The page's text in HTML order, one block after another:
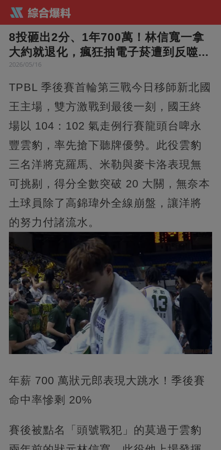
8投砸出2分、1年700萬！林信寬一拿
大約就退化，瘋狂抽電子菸遭到反噬...
2026/05/16
TPBL 季後賽首輪第三戰今日移師新北國
王主場，雙方激戰到最後一刻，國王終
場以 104：102 氣走例行賽龍頭台啤永
豐雲豹，率先搶下聽牌優勢。此役雲豹
三名洋將克羅馬、米勒與麥卡洛表現無
可挑剔，得分全數突破 20 大關，無奈本
土球員除了高錦瑋外全線崩盤，讓洋將
的努力付諸流水。
年薪 700 萬狀元郎表現大跳水！季後賽
命中率慘剩 20%
賽後被點名「頭號戰犯」的莫過于雲豹